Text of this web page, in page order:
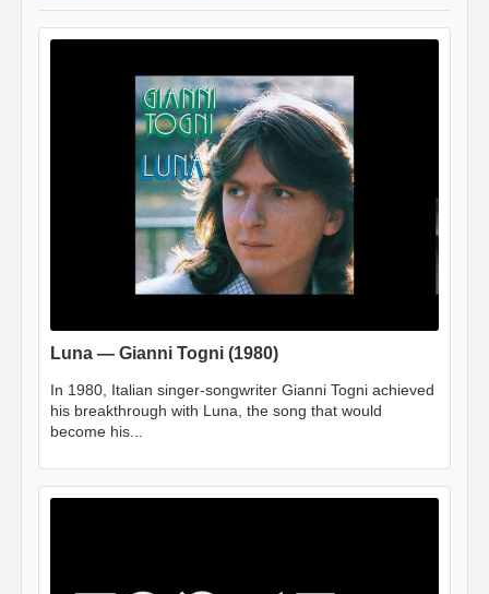
Luna — Gianni Togni (1980)
In 1980, Italian singer-songwriter Gianni Togni achieved
his breakthrough with Luna, the song that would
become his...